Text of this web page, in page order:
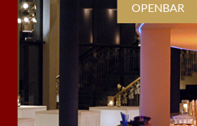
OPENBAR